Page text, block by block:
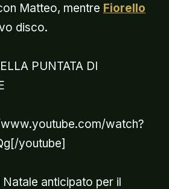
Matteo, mentre Fiorello
disco.
PUNTATA DI
watch?
youtube]
Natale anticipato per il